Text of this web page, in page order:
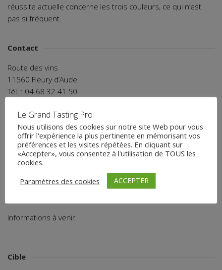
réussite actuelle concerne les trois couleurs, ce qui n’est
pas si fréquent.
Contact
Route des vins
11560 Fleury d’Aude
Tél. : 04 68 32 41 50
ACCÉDEZ AU SITE
Partagez :
Informations à venir.
Cible
Le Grand Tasting Pro
Nous utilisons des cookies sur notre site Web pour vous
offrir l'expérience la plus pertinente en mémorisant vos
préférences et les visites répétées. En cliquant sur
«Accepter», vous consentez à l'utilisation de TOUS les
cookies.
Paramètres des cookies
ACCEPTER